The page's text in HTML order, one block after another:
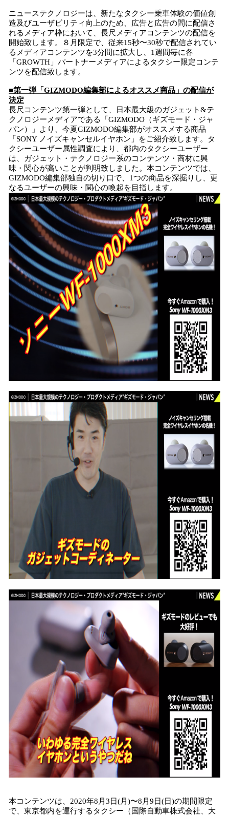
ニューステクノロジーは、新たなタクシー乗車体験の価値創
造及びユーザビリティ向上のため、広告と広告の間に配信さ
れるメディア枠において、長尺メディアコンテンツの配信を
開始致します。８月限定で、従来15秒〜30秒で配信されてい
るメディアコンテンツを3分間に拡大し、1週間毎に各
「GROWTH」パートナーメディアによるタクシー限定コンテ
ンツを配信致します。
■第一弾「GIZMODO編集部によるオススメ商品」の配信が
決定
長尺コンテンツ第一弾として、日本最大級のガジェット&テ
クノロジーメディアである「GIZMODO（ギズモード・ジャ
パン）」より、今夏GIZMODO編集部がオススメする商品
「SONY ノイズキャンセルイヤホン」をご紹介致します。タ
クシーユーザー属性調査により、都内のタクシーユーザー
は、ガジェット・テクノロジー系のコンテンツ・商材に興
味・関心が高いことが判明致しました。本コンテンツでは、
GIZMODO編集部独自の切り口で、1つの商品を深掘りし、更
なるユーザーの興味・関心の喚起を目指します。
本コンテンツは、2020年8月3日(月)〜8月9日(日)の期間限定
で、東京都内を運行するタクシー（国際自動車株式会社、大